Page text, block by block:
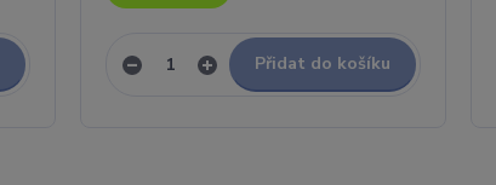
Přidat do košíku